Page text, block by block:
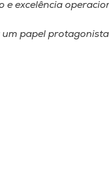
e excelência
papel